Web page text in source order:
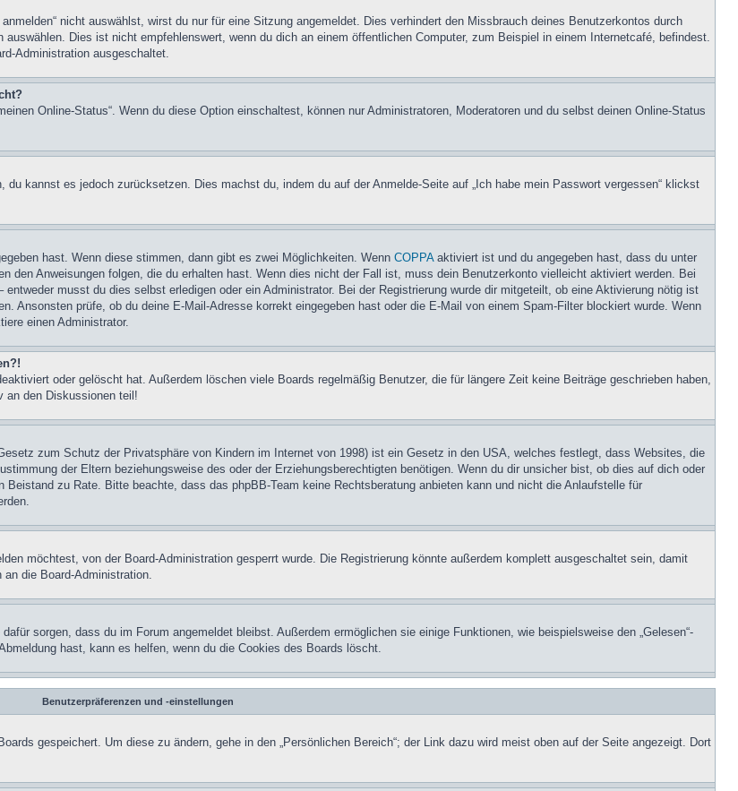
nicht auswählst, wirst du nur für eine Sitzung angemeldet. Dies verhindert den Missbrauch deines Benutzerkontos durch
Dies ist nicht empfehlenswert, wenn du dich an einem öffentlichen Computer, zum Beispiel in einem Internetcafé, befindest.
Administration ausgeschaltet.
Online-Status“. Wenn du diese Option einschaltest, können nur Administratoren, Moderatoren und du selbst deinen Online-Status
kannst es jedoch zurücksetzen. Dies machst du, indem du auf der Anmelde-Seite auf „Ich habe mein Passwort vergessen“ klickst
hast. Wenn diese stimmen, dann gibt es zwei Möglichkeiten. Wenn COPPAaktiviert ist und du angegeben hast, dass du unter
den Anweisungen folgen, die du erhalten hast. Wenn dies nicht der Fall ist, muss dein Benutzerkonto vielleicht aktiviert werden. Bei
musst du dies selbst erledigen oder ein Administrator. Bei der Registrierung wurde dir mitgeteilt, ob eine Aktivierung nötig ist
Ansonsten prüfe, ob du deine E-Mail-Adresse korrekt eingegeben hast oder die E-Mail von einem Spam-Filter blockiert wurde. Wenn
einen Administrator.
oder gelöscht hat. Außerdem löschen viele Boards regelmäßig Benutzer, die für längere Zeit keine Beiträge geschrieben haben,
an den Diskussionen teil!
zum Schutz der Privatsphäre von Kindern im Internet von 1998) ist ein Gesetz in den USA, welches festlegt, dass Websites, die
der Eltern beziehungsweise des oder der Erziehungsberechtigten benötigen. Wenn du dir unsicher bist, ob dies auf dich oder
zu Rate. Bitte beachte, dass das phpBB-Team keine Rechtsberatung anbieten kann und nicht die Anlaufstelle für
möchtest, von der Board-Administration gesperrt wurde. Die Registrierung könnte außerdem komplett ausgeschaltet sein, damit
die Board-Administration.
sorgen, dass du im Forum angemeldet bleibst. Außerdem ermöglichen sie einige Funktionen, wie beispielsweise den „Gelesen“-
hast, kann es helfen, wenn du die Cookies des Boards löscht.
Benutzerpräferenzen und -einstellungen
gespeichert. Um diese zu ändern, gehe in den „Persönlichen Bereich“; der Link dazu wird meist oben auf der Seite angezeigt. Dort